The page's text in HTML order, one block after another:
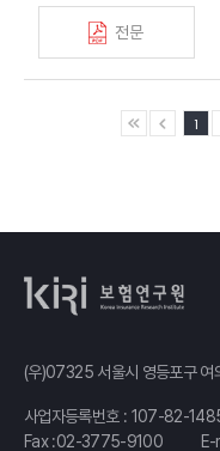
전문
1
(우)07325 서울시 영등포구
사업자등록번호 : 107-82-
Fax :02-3775-9100
E-